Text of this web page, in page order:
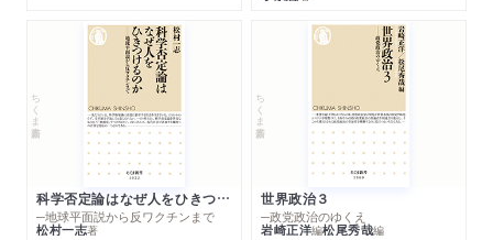
ちくま新書
科学否定論はなぜ人をひきつけるのか
─地球平面説から反ワクチンまで
松村一志著
ちくま新書
世界政治３
─政党政治のゆくえ
岩崎正洋編松尾秀哉編